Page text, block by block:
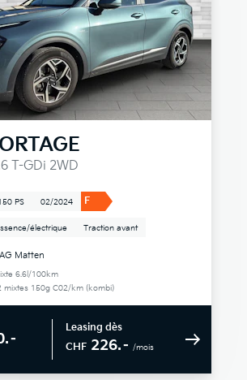
T-GDi 2WD
PS 02/2024 F
électrique Traction avant
Matten
6.6l/100km
mixtes 150g C02/km (kombi)
Leasing dès
CHF 226.– /mois